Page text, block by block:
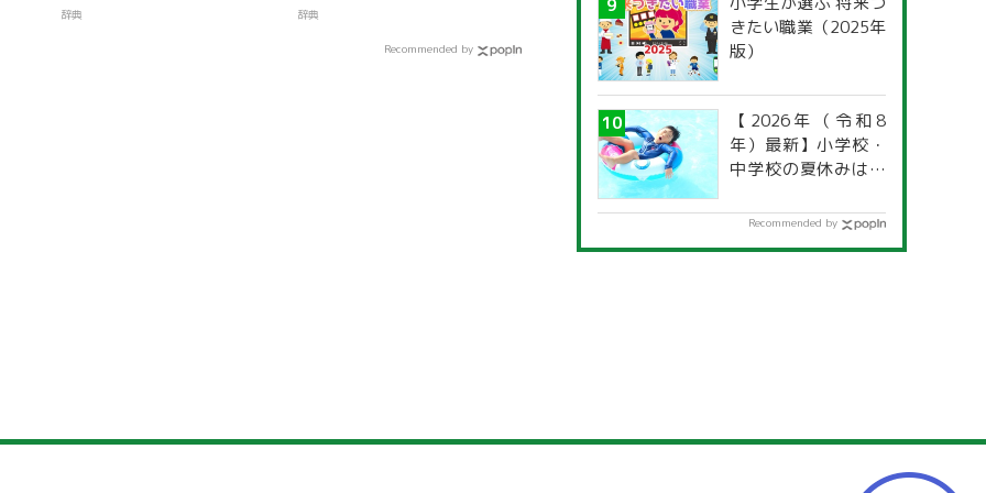
辞典 辞典
Recommended by
きたい職業（2025年
版）
【2026年（令和8
年）最新】小学校・
中学校の夏休みはい
道府県別「夏季休暇
Recommended by